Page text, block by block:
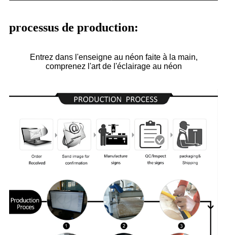
processus de production:
Entrez dans l'enseigne au néon faite à la main,
comprenez l'art de l'éclairage au néon